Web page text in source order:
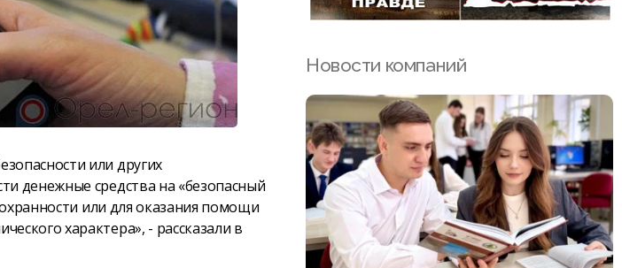
или других
денежные средства на «безопасный
или для оказания помощи
характера», - рассказали в
Новости компаний